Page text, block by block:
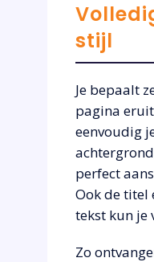
stijl
Je bepaalt
pagina
eenvoudig
perfect
Ook de titel
tekst kun je
Zo